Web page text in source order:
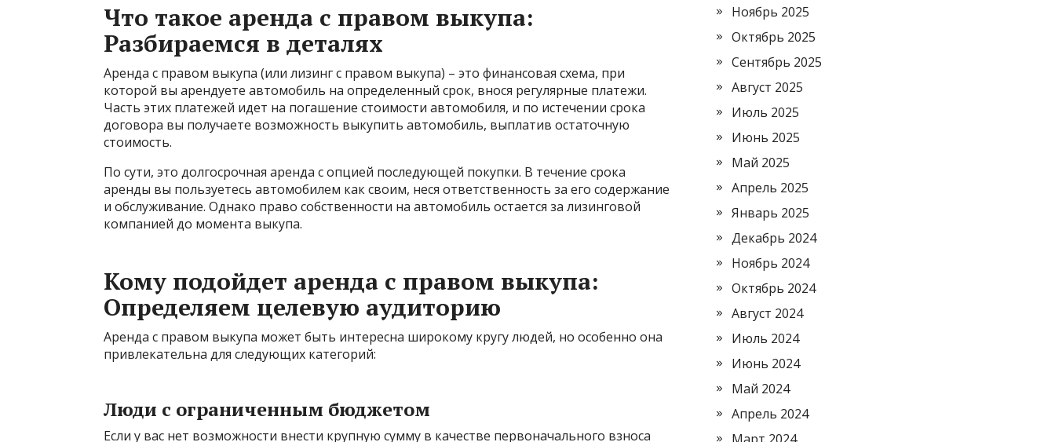
Что такое аренда с правом выкупа:
Разбираемся в деталях
Аренда с правом выкупа (или лизинг с правом выкупа) – это финансовая схема, при
которой вы арендуете автомобиль на определенный срок, внося регулярные платежи.
Часть этих платежей идет на погашение стоимости автомобиля, и по истечении срока
договора вы получаете возможность выкупить автомобиль, выплатив остаточную
стоимость.
По сути, это долгосрочная аренда с опцией последующей покупки. В течение срока
аренды вы пользуетесь автомобилем как своим, неся ответственность за его содержание
и обслуживание. Однако право собственности на автомобиль остается за лизинговой
компанией до момента выкупа.
Кому подойдет аренда с правом выкупа:
Определяем целевую аудиторию
Аренда с правом выкупа может быть интересна широкому кругу людей, но особенно она
привлекательна для следующих категорий:
Люди с ограниченным бюджетом
Если у вас нет возможности внести крупную сумму в качестве первоначального взноса
Ноябрь 2025
Октябрь 2025
Сентябрь 2025
Август 2025
Июль 2025
Июнь 2025
Май 2025
Апрель 2025
Январь 2025
Декабрь 2024
Ноябрь 2024
Октябрь 2024
Август 2024
Июль 2024
Июнь 2024
Май 2024
Апрель 2024